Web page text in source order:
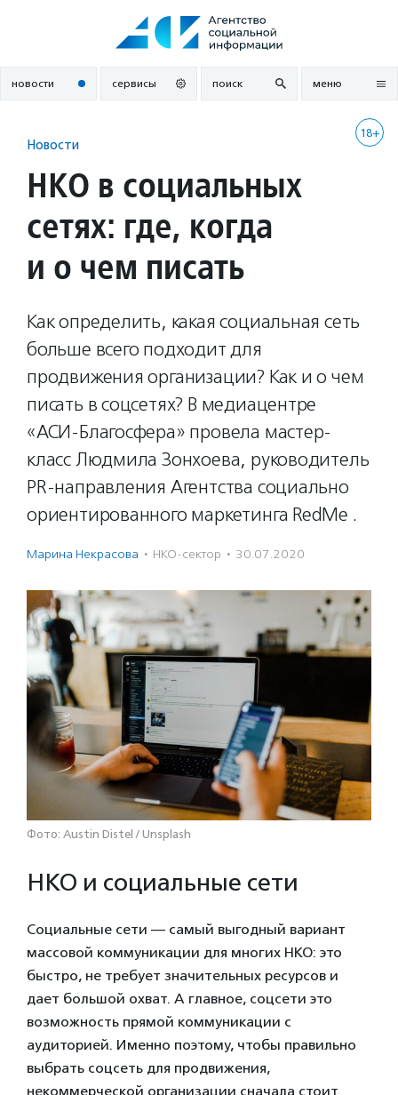
новости сервисы поиск меню
18+
Новости
НКО в социальных
сетях: где, когда
и о чем писать
Как определить, какая социальная сеть
больше всего подходит для
продвижения организации? Как и о чем
писать в соцсетях? В медиацентре
«АСИ-Благосфера» провела мастер-
класс Людмила Зонхоева, руководитель
PR-направления Агентства социально
ориентированного маркетинга RedMe .
Марина Некрасова · НКО-сектор · 30.07.2020
Фото: Austin Distel / Unsplash
НКО и социальные сети
Социальные сети — самый выгодный вариант
массовой коммуникации для многих НКО: это
быстро, не требует значительных ресурсов и
дает большой охват. А главное, соцсети это
возможность прямой коммуникации с
аудиторией. Именно поэтому, чтобы правильно
выбрать соцсеть для продвижения,
некоммерческой организации сначала стоит